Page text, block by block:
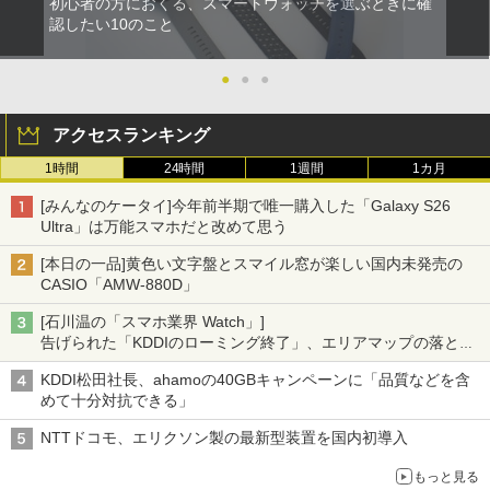
認したい10のこと
● ● ●
アクセスランキング
1時間 24時間 1週間 1カ月
[みんなのケータイ]今年前半期で唯一購入した「Galaxy S26
Ultra」は万能スマホだと改めて思う
[本日の一品]黄色い文字盤とスマイル窓が楽しい国内未発売の
CASIO「AMW-880D」
[石川温の「スマホ業界 Watch」]
告げられた「KDDIのローミング終了」、エリアマップの落とし
穴と楽天モバイルの課題
KDDI松田社長、ahamoの40GBキャンペーンに「品質などを含
めて十分対抗できる」
NTTドコモ、エリクソン製の最新型装置を国内初導入
もっと見る